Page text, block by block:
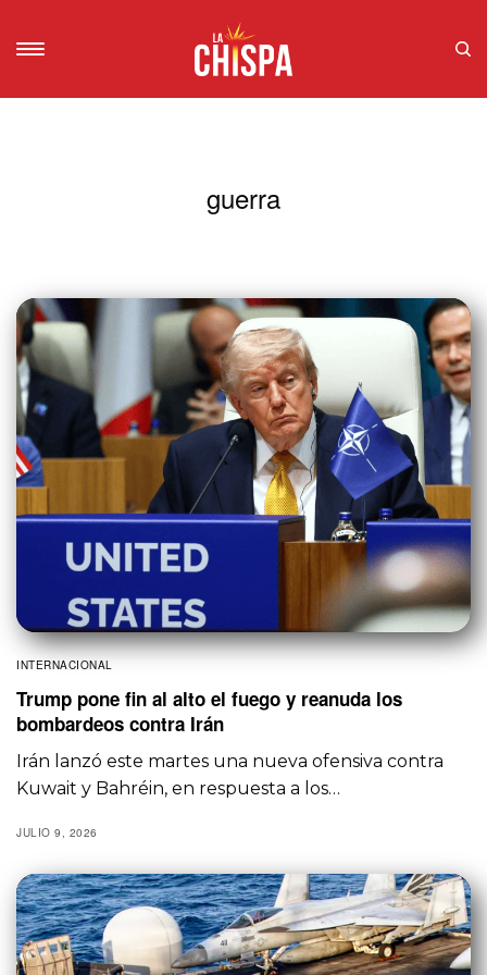
guerra
INTERNACIONAL
Trump pone fin al alto el fuego y reanuda los
bombardeos contra Irán
Irán lanzó este martes una nueva ofensiva contra
Kuwait y Bahréin, en respuesta a los…
JULIO 9, 2026